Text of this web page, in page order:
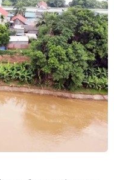
tại Hà Nội thế
19?